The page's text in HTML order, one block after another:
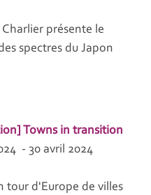
présente le
spectres du Japon
Towns in transition
- 30 avril 2024
tour d'Europe de villes